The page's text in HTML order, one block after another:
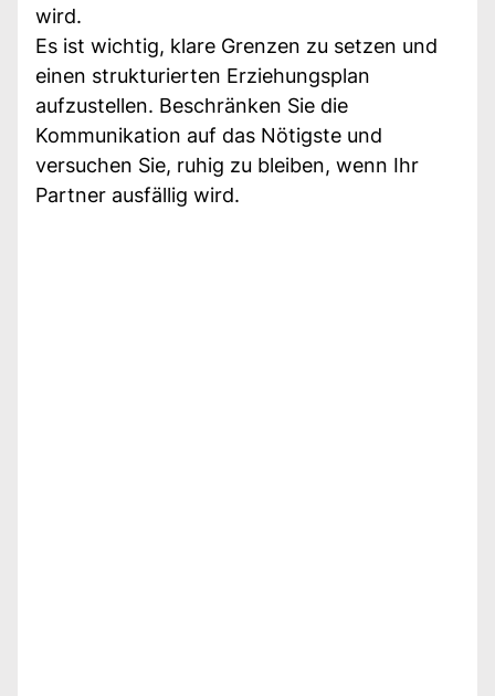
wird.
Es ist wichtig, klare Grenzen zu setzen und
einen strukturierten Erziehungsplan
aufzustellen. Beschränken Sie die
Kommunikation auf das Nötigste und
versuchen Sie, ruhig zu bleiben, wenn Ihr
Partner ausfällig wird.